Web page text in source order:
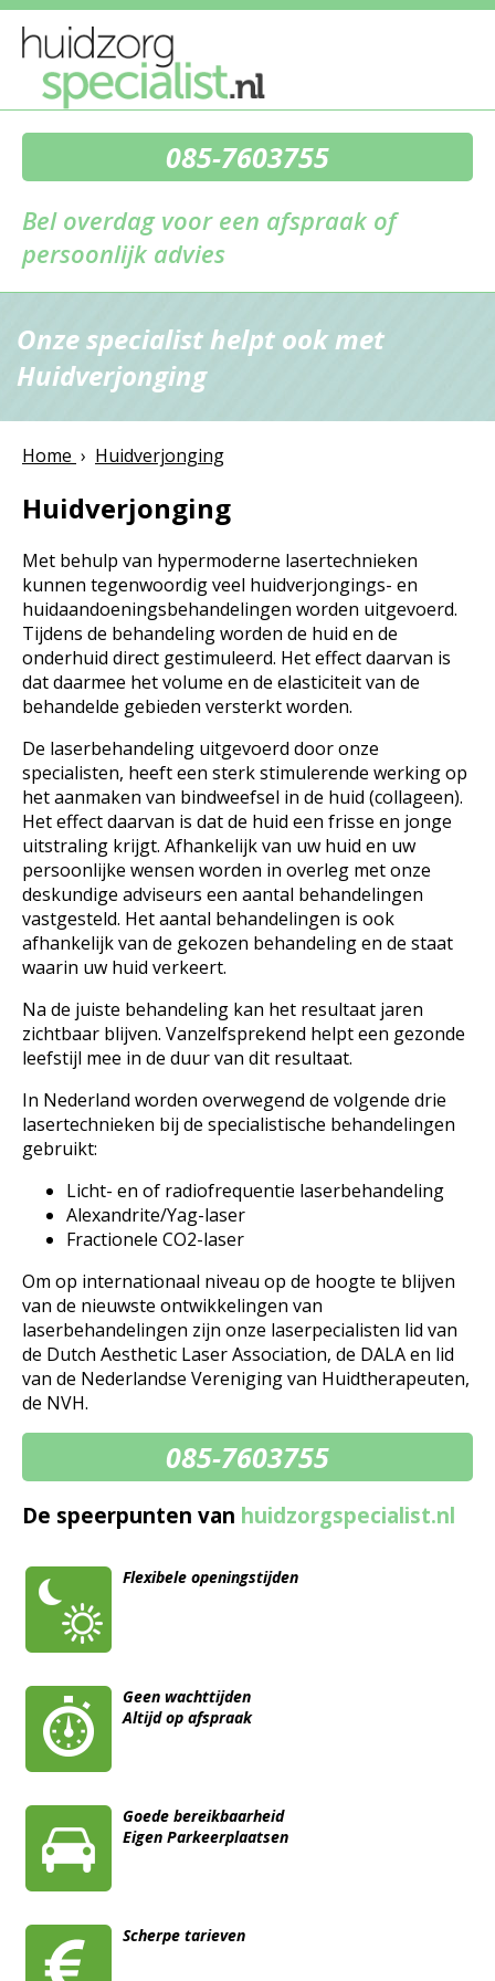
085-7603755
Bel overdag voor een afspraak of
persoonlijk advies
Onze specialist helpt ook met
Huidverjonging
Home › Huidverjonging
Huidverjonging
Met behulp van hypermoderne lasertechnieken
kunnen tegenwoordig veel huidverjongings- en
huidaandoeningsbehandelingen worden uitgevoerd.
Tijdens de behandeling worden de huid en de
onderhuid direct gestimuleerd. Het effect daarvan is
dat daarmee het volume en de elasticiteit van de
behandelde gebieden versterkt worden.
De laserbehandeling uitgevoerd door onze
specialisten, heeft een sterk stimulerende werking op
het aanmaken van bindweefsel in de huid (collageen).
Het effect daarvan is dat de huid een frisse en jonge
uitstraling krijgt. Afhankelijk van uw huid en uw
persoonlijke wensen worden in overleg met onze
deskundige adviseurs een aantal behandelingen
vastgesteld. Het aantal behandelingen is ook
afhankelijk van de gekozen behandeling en de staat
waarin uw huid verkeert.
Na de juiste behandeling kan het resultaat jaren
zichtbaar blijven. Vanzelfsprekend helpt een gezonde
leefstijl mee in de duur van dit resultaat.
In Nederland worden overwegend de volgende drie
lasertechnieken bij de specialistische behandelingen
gebruikt:
Licht- en of radiofrequentie laserbehandeling
Alexandrite/Yag-laser
Fractionele CO2-laser
Om op internationaal niveau op de hoogte te blijven
van de nieuwste ontwikkelingen van
laserbehandelingen zijn onze laserpecialisten lid van
de Dutch Aesthetic Laser Association, de DALA en lid
van de Nederlandse Vereniging van Huidtherapeuten,
de NVH.
085-7603755
De speerpunten van huidzorgspecialist.nl
Flexibele openingstijden
Geen wachttijden
Altijd op afspraak
Goede bereikbaarheid
Eigen Parkeerplaatsen
Scherpe tarieven